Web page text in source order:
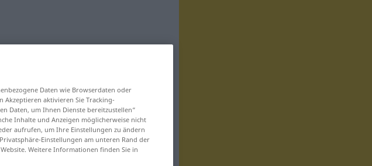
Daten wie Browserdaten oder
aktivieren Sie Tracking-
Daten, um Ihnen Dienste bereitzustellen“
Inhalte und Anzeigen möglicherweise nicht
aufrufen, um Ihre Einstellungen zu ändern
Einstellungen am unteren Rand der
Weitere Informationen finden Sie in